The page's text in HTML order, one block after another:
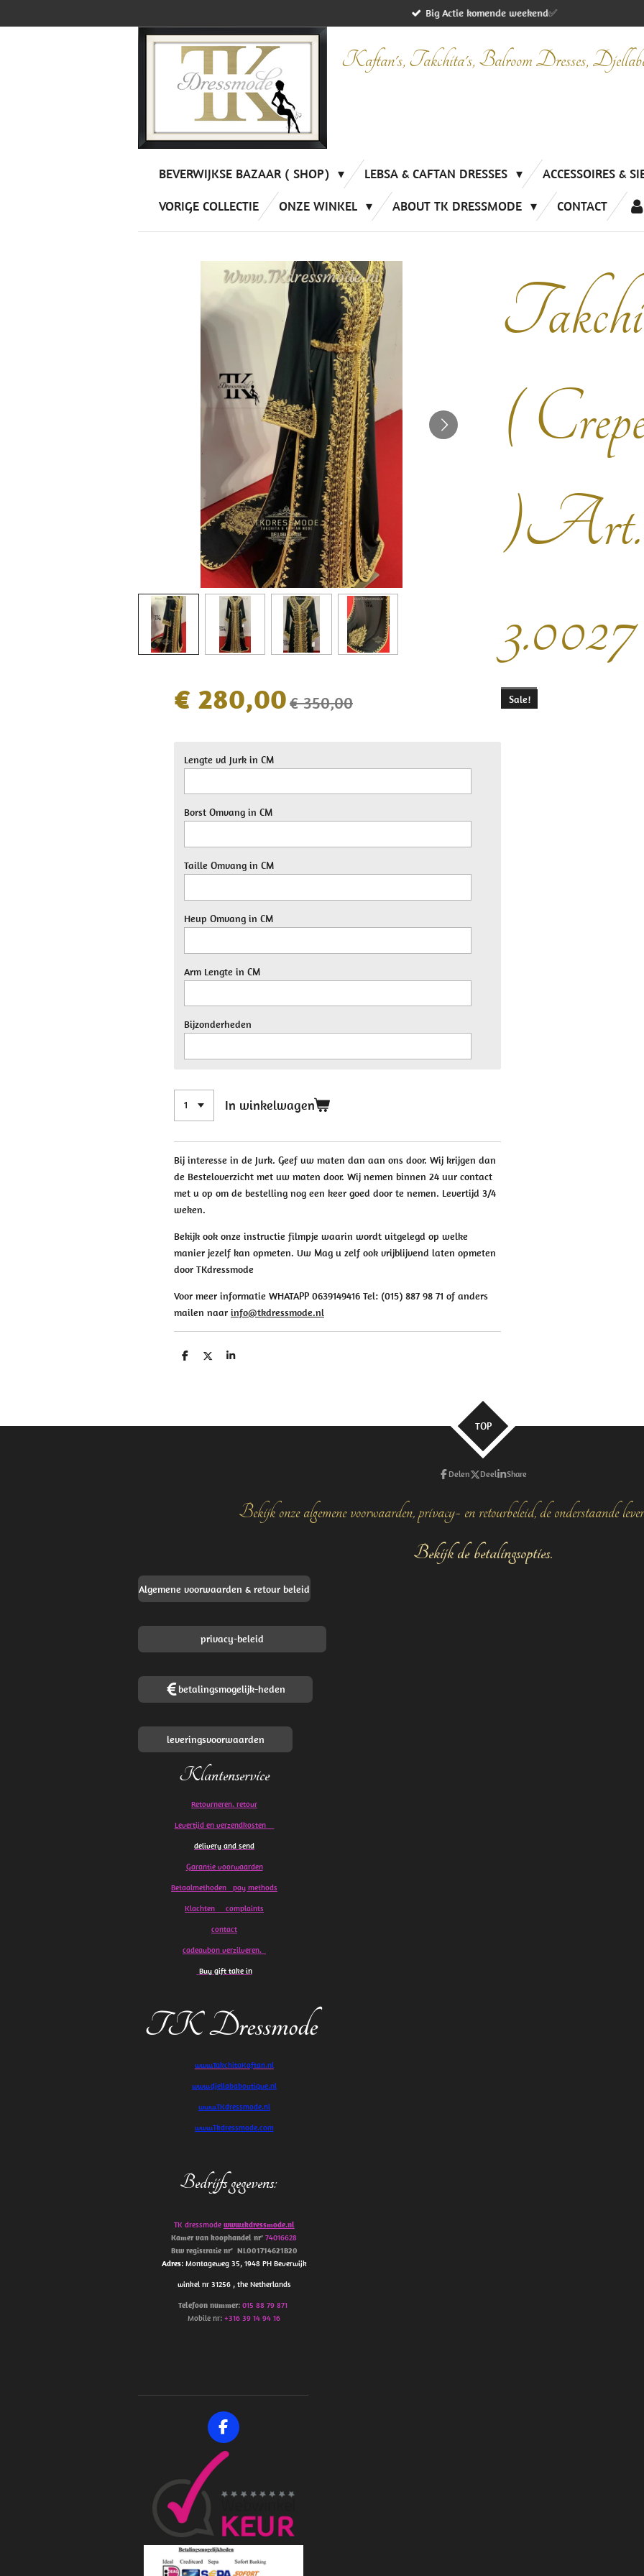
Big Actie komende weekend✅
Kaftan's, Takchita's, Balroom Dresses,
BEVERWIJKSE BAZAAR ( SHOP) LEBSA & CAFTAN DRESSES ACCESSOIRES &
VORIGE COLLECTIE
ONZE WINKEL ABOUT TK DRESSMODE CONTACT
(
3.0027
Sale!
€ 280,00€ 350,00
Lengte vd Jurk in CM
Borst Omvang in CM
Taille Omvang in CM
Heup Omvang in CM
Arm Lengte in CM
Bijzonderheden
In winkelwagen
Bij interesse in de Jurk. Geef uw maten dan aan ons door. Wij krijgen dan
de Besteloverzicht met uw maten door. Wij nemen binnen 24 uur contact
met u op om de bestelling nog een keer goed door te nemen. Levertijd 3/4
weken.
Bekijk ook onze instructie filmpje waarin wordt uitgelegd op welke
manier jezelf kan opmeten. Uw Mag u zelf ook vrijblijvend laten opmeten
door TKdressmode
Voor meer informatie WHATAPP 0639149416 Tel: (015) 887 98 71 of anders
mailen naar info@tkdressmode.nl
D
D
S
TOP
Delen Deel Share
Bekijk onze algemene voorwaarden, privacy- en retourbeleid, de onderstaande
Bekijk de betalingsopties.
Algemene voorwaarden & retour beleid
privacy-beleid
betalingsmogelijk-heden
leveringsvoorwaarden
Klantenservice
Retourneren. retour
Levertijd en verzendkosten
delivery and send
Garantie voorwaarden
Betaalmethoden pay methods
Klachten complaints
contact
cadeaubon verzilveren.
Buy gift take in
TK Dressmode
www.TakchitaKaftan.nl
www.djellababoutique.nl
www.TKdressmode.nl
www.Tkdressmode.com
Bedrijfs gegevens:
TK dressmode www.tkdressmode.nl
Kamer van koophandelnr’ 74016628
Btw registratie nr’ NL001714621B20
Adres: Montageweg 35, 1948 PH Beverwijk
winkel nr 31256 , the Netherlands
Telefoon nummer: 015 88 79 871
Mobile nr:+316 39 14 94 16
F
a
c
b
o
k